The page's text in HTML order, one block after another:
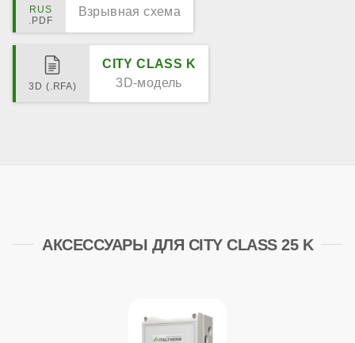
Взрывная схема
CITY CLASS K
3D-модель
АКСЕССУАРЫ ДЛЯ CITY CLASS 25 K